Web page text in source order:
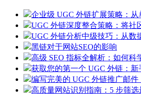
企业级 UGC 外链扩展策略：
UGC 外链深度整合策略：将社
UGC 外链分析中级技巧：从数
黑链对于网站SEO的影响
高级 SEO 指标全解析：如何科
获取您的第一个 UGC 外链：新
编写完美的 UGC 外链推广邮
高质量网站识别指南：5 步筛